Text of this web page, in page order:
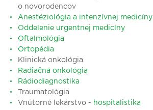
o novorodencov
Anestéziológia a intenzívnej medicíny
Oddelenie urgentnej medicíny
Oftalmol ógia
Ortopédia
Klinická onkológia
Radiačná onkológia
Rádiodiagnostika
Traumatológia
Vnútorné lekárstvo - hospitalistika